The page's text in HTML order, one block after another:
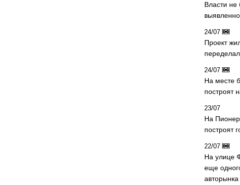
Власти не
24/07
Проект
24/07
На месте
построят
23/07
На
построят
22/07
На улице
еще
авторынка